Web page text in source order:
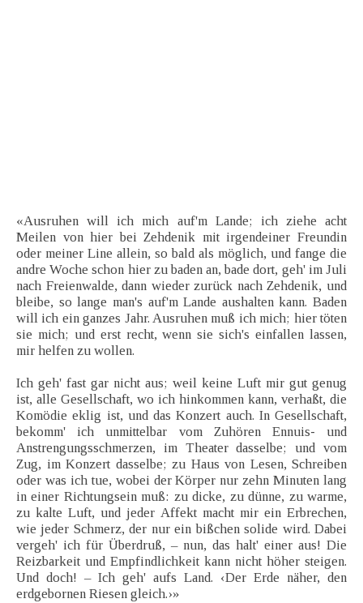
«Ausruhen will ich mich auf'm Lande; ich ziehe acht
Meilen von hier bei Zehdenik mit irgendeiner Freundin
oder meiner Line allein, so bald als möglich, und fange die
andre Woche schon hier zu baden an, bade dort, geh' im Juli
nach Freienwalde, dann wieder zurück nach Zehdenik, und
bleibe, so lange man's auf'm Lande aushalten kann. Baden
will ich ein ganzes Jahr. Ausruhen muß ich mich; hier töten
sie mich; und erst recht, wenn sie sich's einfallen lassen,
mir helfen zu wollen.
Ich geh' fast gar nicht aus; weil keine Luft mir gut genug
ist, alle Gesellschaft, wo ich hinkommen kann, verhaßt, die
Komödie eklig ist, und das Konzert auch. In Gesellschaft,
bekomm' ich unmittelbar vom Zuhören Ennuis- und
Anstrengungsschmerzen, im Theater dasselbe; und vom
Zug, im Konzert dasselbe; zu Haus von Lesen, Schreiben
oder was ich tue, wobei der Körper nur zehn Minuten lang
in einer Richtungsein muß: zu dicke, zu dünne, zu warme,
zu kalte Luft, und jeder Affekt macht mir ein Erbrechen,
wie jeder Schmerz, der nur ein bißchen solide wird. Dabei
vergeh' ich für Überdruß, – nun, das halt' einer aus! Die
Reizbarkeit und Empfindlichkeit kann nicht höher steigen.
Und doch! – Ich geh' aufs Land. ‹Der Erde näher, den
erdgebornen Riesen gleich.›»